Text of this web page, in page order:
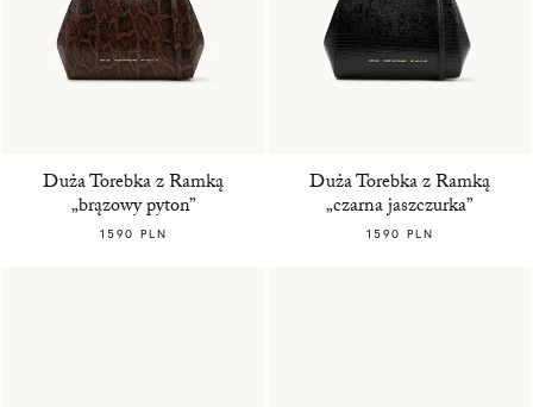
Duża Torebka z Ramką
„brązowy pyton”
1590 PLN
Duża Torebka z Ramką
„czarna jaszczurka”
1590 PLN